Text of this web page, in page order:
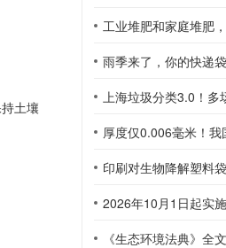
土壤